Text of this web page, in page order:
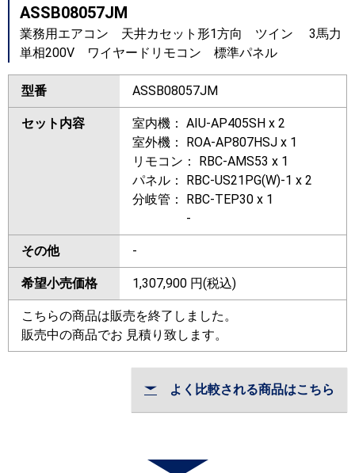
ASSB08057JM
業務用エアコン 天井カセット形1方向 ツイン 3馬力
単相200V ワイヤードリモコン 標準パネル
型番 ASSB08057JM
セット内容
室内機： AIU-AP405SH x 2
室外機： ROA-AP807HSJ x 1
リモコン： RBC-AMS53 x 1
パネル： RBC-US21PG(W)-1 x 2
分岐管： RBC-TEP30 x 1
-
その他 -
希望小売価格 1,307,900 円(税込)
こちらの商品は販売を終了しました。
販売中の商品でお 見積り致します。
よく比較される商品はこちら